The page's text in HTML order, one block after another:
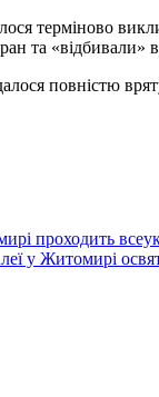
терміново
та «відбивали»
повністю
проходить
у Житомирі